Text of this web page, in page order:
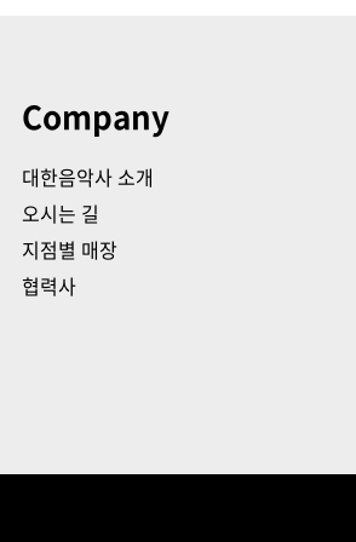
Company
대한음악사 소개
오시는 길
지점별 매장
협력사